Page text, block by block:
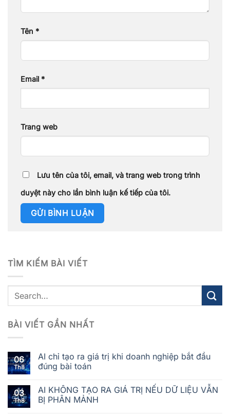
Tên *
Email *
Trang web
Lưu tên của tôi, email, và trang web trong trình
duyệt này cho lần bình luận kế tiếp của tôi.
TÌM KIẾM BÀI VIẾT
BÀI VIẾT GẦN NHẤT
06
Th8
AI chỉ tạo ra giá trị khi doanh nghiệp bắt đầu
đúng bài toán
03
Th8
AI KHÔNG TẠO RA GIÁ TRỊ NẾU DỮ LIỆU VẪN
BỊ PHÂN MẢNH